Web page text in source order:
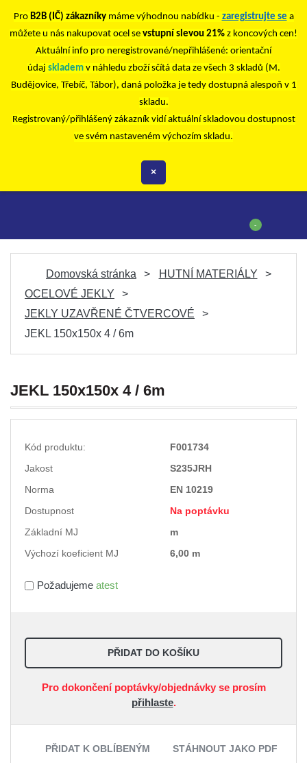
Pro B2B (IČ) zákazníkymáme výhodnou nabídku - zaregistrujte se a
můžete u nás nakupovat ocel se vstupní slevou 21% z koncových cen!
Aktuální info pro neregistrované/nepřihlášené: orientační
údaj skladem v náhledu zboží sčítá data ze všech 3 skladů (M.
Budějovice, Třebíč, Tábor), daná položka je tedy dostupná alespoň v 1
skladu.
Registrovaný/přihlášený zákazník vidí aktuální skladovou dostupnost
ve svém nastaveném výchozím skladu.
×
-
Domovská stránka
HUTNÍ MATERIÁLY
OCELOVÉ JEKLY
JEKLY UZAVŘENÉ ČTVERCOVÉ
JEKL 150x150x 4 / 6m
JEKL 150x150x 4 / 6m
Kód produktu:
F001734
Jakost
S235JRH
Norma
EN 10219
Dostupnost
Na poptávku
Základní MJ
m
Výchozí koeficient MJ
6,00 m
Požadujeme atest
PŘIDAT DO KOŠÍKU
Pro dokončení poptávky/objednávky se prosím
přihlaste.
PŘIDAT K OBLÍBENÝM
STÁHNOUT JAKO PDF